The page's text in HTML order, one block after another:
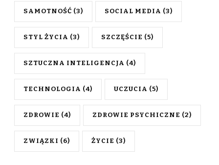
SAMOTNOŚĆ (3) SOCIAL MEDIA (3)
STYL ŻYCIA (3) SZCZĘŚCIE (5)
SZTUCZNA INTELIGENCJA (4)
TECHNOLOGIA (4) UCZUCIA (5)
ZDROWIE (4) ZDROWIE PSYCHICZNE (2)
ZWIĄZKI (6) ŻYCIE (3)